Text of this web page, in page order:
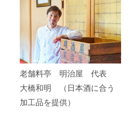
老舗料亭 明治屋 代表
大橋和明 （日本酒に合う
加工品を提供）